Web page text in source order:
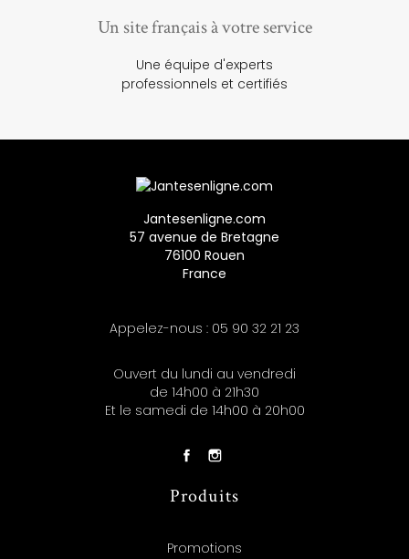
Un site français à votre service
Une équipe d'experts
professionnels et certifiés
Jantesenligne.com
57 avenue de Bretagne
76100 Rouen
France
Appelez-nous : 05 90 32 21 23
Ouvert du lundi au vendredi
de 14h00 à 21h30
Et le samedi de 14h00 à 20h00
Produits
Promotions